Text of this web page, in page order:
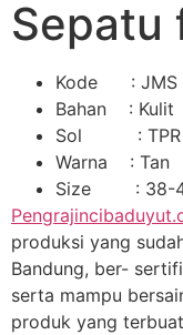
Sepatu
Kode : JMS
Bahan : Kulit
Sol : TPR
Warna : Tan
Size : 38-
produksi yang
Bandung, ber-
serta mampu
produk yang